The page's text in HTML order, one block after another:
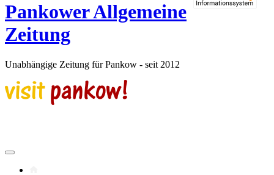
Pankower Allgemeine
Zeitung
Unabhängige Zeitung für Pankow - seit 2012